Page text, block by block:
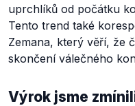
uprchlíků od počátku
Tento trend také
Zemana, který věří, že
skončení válečného
Výrok jsme